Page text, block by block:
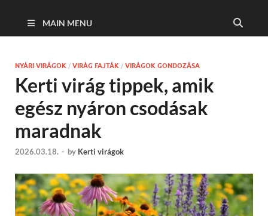
MAIN MENU
NYÁRI VIRÁGOK / VIRÁG FAJTÁK / VIRÁGOK GONDOZÁSA
Kerti virág tippek, amik
egész nyáron csodásak
maradnak
2026.03.18. - by Kerti virágok